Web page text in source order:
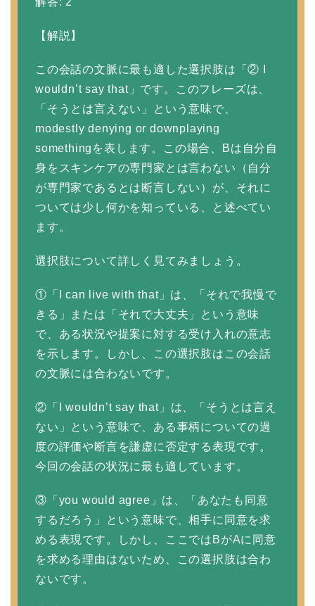
【解説】
この会話の文脈に最も適した選択肢は「② I
wouldn’t say that」です。このフレーズは、
「そうとは言えない」という意味で、
modestly denying or downplaying
somethingを表します。この場合、Bは自分自
身をスキンケアの専門家とは言わない（自分
が専門家であるとは断言しない）が、それに
ついては少し何かを知っている、と述べてい
ます。
選択肢について詳しく見てみましょう。
①「I can live with that」は、「それで我慢で
きる」または「それで大丈夫」という意味
で、ある状況や提案に対する受け入れの意志
を示します。しかし、この選択肢はこの会話
の文脈には合わないです。
②「I wouldn’t say that」は、「そうとは言え
ない」という意味で、ある事柄についての過
度の評価や断言を謙虚に否定する表現です。
今回の会話の状況に最も適しています。
③「you would agree」は、「あなたも同意
するだろう」という意味で、相手に同意を求
める表現です。しかし、ここではBがAに同意
を求める理由はないため、この選択肢は合わ
ないです。